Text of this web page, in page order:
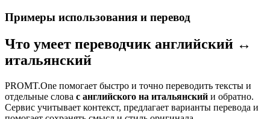
Примеры использования и перевод
Что умеет переводчик английский ↔
итальянский
PROMT.One помогает быстро и точно переводить тексты и
отдельные слова с английского на итальянский и обратно.
Сервис учитывает контекст, предлагает варианты перевода и